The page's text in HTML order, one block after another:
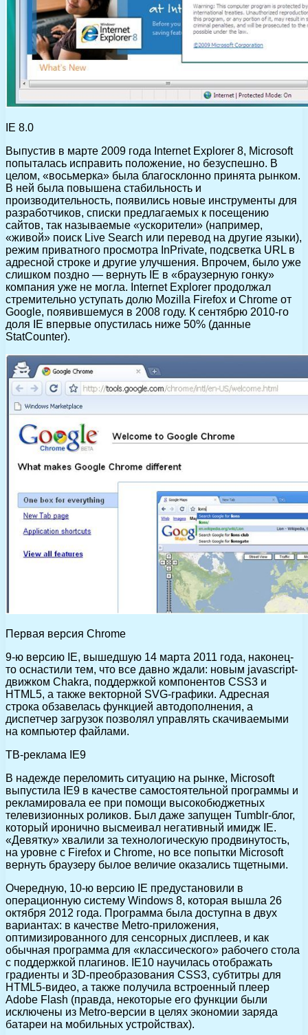
IE 8.0
Выпустив в марте 2009 года Internet Explorer 8, Microsoft
попыталась исправить положение, но безуспешно. В
целом, «восьмерка» была благосклонно принята рынком.
В ней была повышена стабильность и
производительность, появились новые инструменты для
разработчиков, списки предлагаемых к посещению
сайтов, так называемые «ускорители» (например,
«живой» поиск Live Search или перевод на другие языки),
режим приватного просмотра InPrivate, подсветка URL в
адресной строке и другие улучшения. Впрочем, было уже
слишком поздно — вернуть IE в «браузерную гонку»
компания уже не могла. Internet Explorer продолжал
стремительно уступать долю Mozilla Firefox и Chrome от
Google, появившемуся в 2008 году. К сентябрю 2010-го
доля IE впервые опустилась ниже 50% (данные
StatCounter).
Первая версия Chrome
9-ю версию IE, вышедшую 14 марта 2011 года, наконец-
то оснастили тем, что все давно ждали: новым jаvascript-
движком Chakra, поддержкой компонентов CSS3 и
HTML5, а также векторной SVG-графики. Адресная
строка обзавелась функцией автодополнения, а
диспетчер загрузок позволял управлять скачиваемыми
на компьютер файлами.
ТВ-реклама IE9
В надежде переломить ситуацию на рынке, Microsoft
выпустила IE9 в качестве самостоятельной программы и
рекламировала ее при помощи высокобюджетных
телевизионных роликов. Был даже запущен Tumblr-блог,
который иронично высмеивал негативный имидж IE.
«Девятку» хвалили за технологическую продвинутость,
на уровне с Firefox и Chrome, но все попытки Microsoft
вернуть браузеру былое величие оказались тщетными.
Очередную, 10-ю версию IE предустановили в
операционную систему Windows 8, которая вышла 26
октября 2012 года. Программа была доступна в двух
вариантах: в качестве Metro-приложения,
оптимизированного для сенсорных дисплеев, и как
обычная программа для «классического» рабочего стола
с поддержкой плагинов. IE10 научилась отображать
градиенты и 3D-преобразования CSS3, субтитры для
HTML5-видео, а также получила встроенный плеер
Adobe Flash (правда, некоторые его функции были
исключены из Metro-версии в целях экономии заряда
батареи на мобильных устройствах).